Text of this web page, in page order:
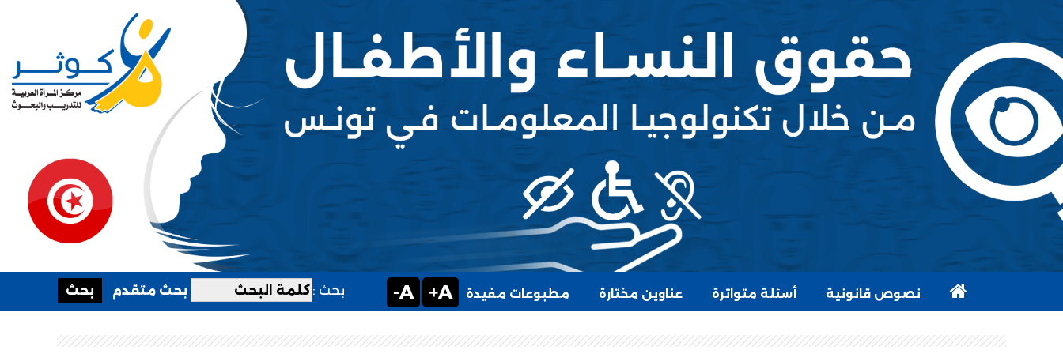
نصوص قانونية أسئلة متواترة عناوين مختارة مطبوعات مفيدة A+
A- بحث : بحث متقدم